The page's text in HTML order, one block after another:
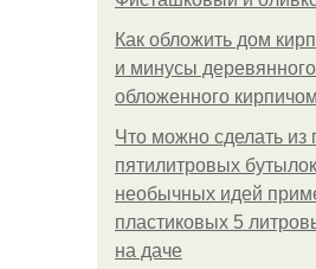
Как обложить дом
и минусы
обложенного кирпичом
Что можно сделать из
пятилитровых
необычных идей
пластиковых 5
на даче